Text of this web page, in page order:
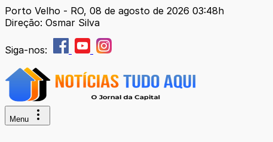
Porto Velho - RO, 08 de agosto de 2026 03:48h
Direção: Osmar Silva
Siga-nos:
Menu